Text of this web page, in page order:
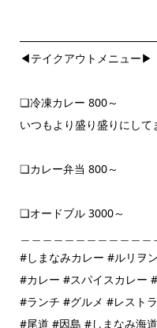
◀テイクアウトメニュー▶
❏冷凍カレー 800～
いつもより盛り盛りにして
❏カレー弁当 800～
❏オードブル 3000～
#しまなみカレー #ルリヲン
#カレー #スパイスカレー
#ランチ #グルメ #レスト
#尾道 #因島 #しまなみ海道